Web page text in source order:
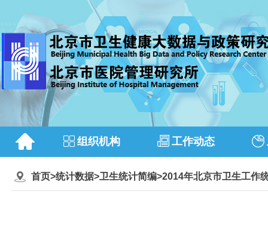
组织机构 工作动态
首页>统计数据>卫生统计简编>2014年北京市卫生工作